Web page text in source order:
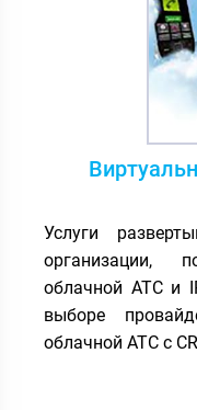
Услуги
организации,
облачной АТС и
выборе
облачной АТС с